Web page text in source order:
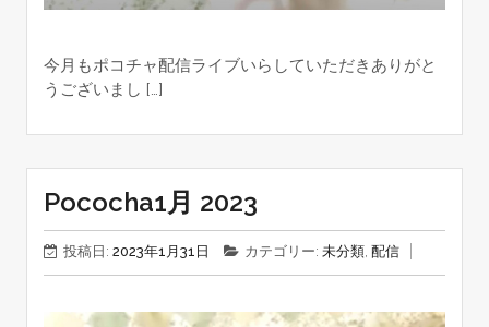
今月もポコチャ配信ライブいらしていただきありがと
うございまし […]
Pococha1月 2023
投稿日: 2023年1月31日 カテゴリー: 未分類, 配信